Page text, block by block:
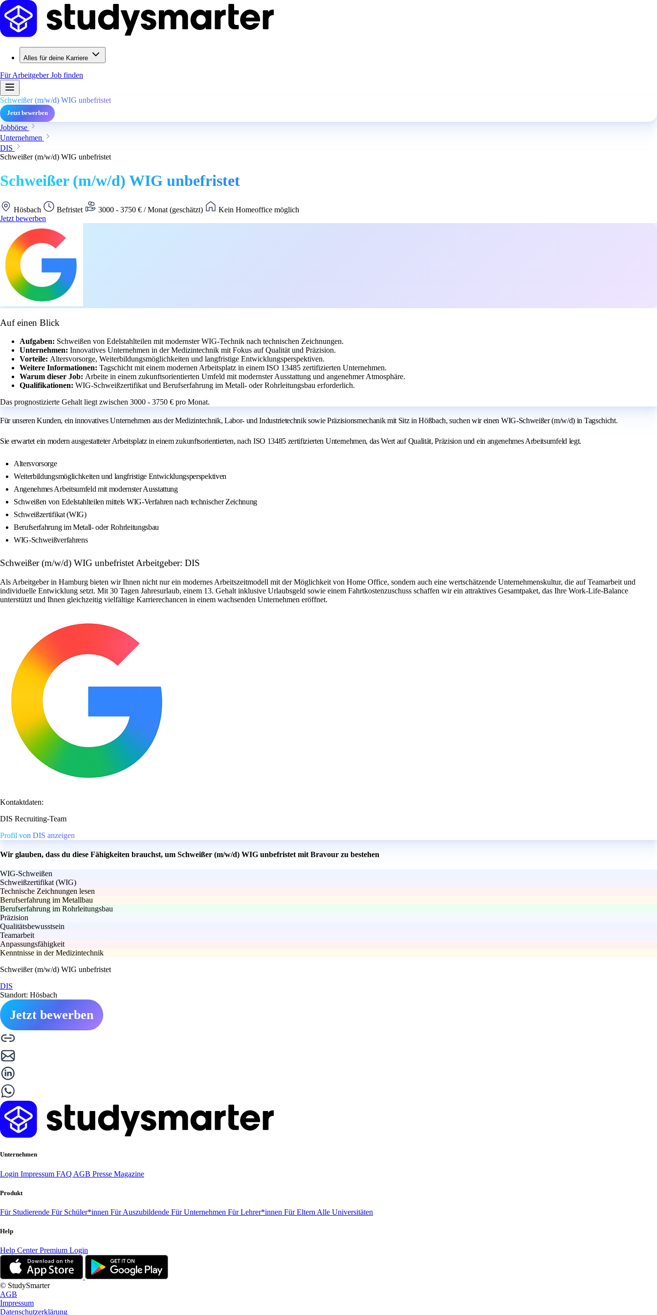
Alles für deine Karriere
Für ArbeitgeberJob finden
Schweißer (m/w/d) WIG unbefristet
Jetzt bewerben
Jobbörse
Unternehmen
DIS
Schweißer (m/w/d) WIG unbefristet
Schweißer (m/w/d) WIG unbefristet
Hösbach Befristet 3000 - 3750 € / Monat (geschätzt)
Kein Homeoffice möglich
Jetzt bewerben
Auf einen Blick
Aufgaben: Schweißen von Edelstahlteilen mit modernster WIG-Technik nach technischen Zeichnungen.
Unternehmen: Innovatives Unternehmen in der Medizintechnik mit Fokus auf Qualität und Präzision.
Vorteile: Altersvorsorge, Weiterbildungsmöglichkeiten und langfristige Entwicklungsperspektiven.
Weitere Informationen: Tagschicht mit einem modernen Arbeitsplatz in einem ISO 13485 zertifizierten Unternehmen.
Warum dieser Job: Arbeite in einem zukunftsorientierten Umfeld mit modernster Ausstattung und angenehmer Atmosphäre.
Qualifikationen: WIG-Schweißzertifikat und Berufserfahrung im Metall- oder Rohrleitungsbau erforderlich.
Das prognostizierte Gehalt liegt zwischen 3000 - 3750 € pro Monat.
Für unseren Kunden, ein innovatives Unternehmen aus der Medizintechnik, Labor- und Industrietechnik sowie Präzisionsmechanik mit Sitz in Hößbach, suchen wir einen WIG-Schweißer (m/w/d) in Tagschicht.
Sie erwartet ein modern ausgestatteter Arbeitsplatz in einem zukunftsorientierten, nach ISO 13485 zertifizierten Unternehmen, das Wert auf Qualität, Präzision und ein angenehmes Arbeitsumfeld legt.
Altersvorsorge
Weiterbildungsmöglichkeiten und langfristige Entwicklungsperspektiven
Angenehmes Arbeitsumfeld mit modernster Ausstattung
Schweißen von Edelstahlteilen mittels WIG-Verfahren nach technischer Zeichnung
Schweißzertifikat (WIG)
Berufserfahrung im Metall- oder Rohrleitungsbau
WIG-Schweißverfahrens
Schweißer (m/w/d) WIG unbefristet Arbeitgeber: DIS
Als Arbeitgeber in Hamburg bieten wir Ihnen nicht nur ein modernes Arbeitszeitmodell mit der Möglichkeit von Home Office, sondern auch eine wertschätzende Unternehmenskultur, die auf Teamarbeit und
individuelle Entwicklung setzt. Mit 30 Tagen Jahresurlaub, einem 13. Gehalt inklusive Urlaubsgeld sowie einem Fahrtkostenzuschuss schaffen wir ein attraktives Gesamtpaket, das Ihre Work-Life-Balance
unterstützt und Ihnen gleichzeitig vielfältige Karrierechancen in einem wachsenden Unternehmen eröffnet.
Kontaktdaten:
DIS Recruiting-Team
Profil von DIS anzeigen
Wir glauben, dass du diese Fähigkeiten brauchst, um Schweißer (m/w/d) WIG unbefristet mit Bravour zu bestehen
WIG-Schweißen
Schweißzertifikat (WIG)
Technische Zeichnungen lesen
Berufserfahrung im Metallbau
Berufserfahrung im Rohrleitungsbau
Präzision
Qualitätsbewusstsein
Teamarbeit
Anpassungsfähigkeit
Kenntnisse in der Medizintechnik
Schweißer (m/w/d) WIG unbefristet
DIS
Standort: Hösbach
Jetzt bewerben
Unternehmen
Login Impressum FAQ AGB Presse Magazine
Produkt
Für Studierende Für Schüler*innen Für Auszubildende Für Unternehmen Für Lehrer*innen Für Eltern Alle Universitäten
Help
Help CenterPremium Login
© StudySmarter
AGB
Impressum
Datenschutzerklärung